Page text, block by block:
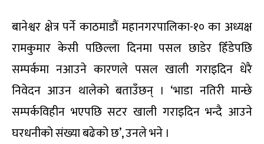
बानेश्वर क्षेत्र पर्ने काठमाडौं महानगरपालिका-१० का अध्यक्ष
रामकुमार केसी पछिल्ला दिनमा पसल छाडेर हिँडेपछि
सम्पर्कमा नआउने कारणले पसल खाली गराइदिन धेरै
निवेदन आउन थालेको बताउँछन् । ‘भाडा नतिरी मान्छे
सम्पर्कविहीन भएपछि सटर खाली गराइदिन भन्दै आउने
घरधनीको संख्या बढेको छ’, उनले भने ।